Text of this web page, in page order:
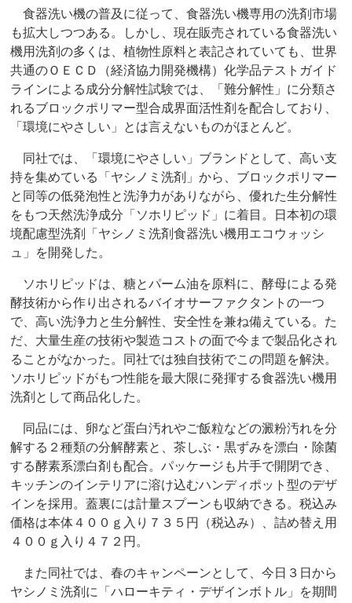
食器洗い機の普及に従って、食器洗い機専用の洗剤市場
も拡大しつつある。しかし、現在販売されている食器洗い
機用洗剤の多くは、植物性原料と表記されていても、世界
共通のＯＥＣＤ（経済協力開発機構）化学品テストガイド
ラインによる成分分解性試験では、「難分解性」に分類さ
れるブロックポリマー型合成界面活性剤を配合しており、
「環境にやさしい」とは言えないものがほとんど。
同社では、「環境にやさしい」ブランドとして、高い支
持を集めている「ヤシノミ洗剤」から、ブロックポリマー
と同等の低発泡性と洗浄力がありながら、優れた生分解性
をもつ天然洗浄成分「ソホリピッド」に着目。日本初の環
境配慮型洗剤「ヤシノミ洗剤食器洗い機用エコウォッシ
ュ」を開発した。
ソホリピッドは、糖とパーム油を原料に、酵母による発
酵技術から作り出されるバイオサーファクタントの一つ
で、高い洗浄力と生分解性、安全性を兼ね備えている。た
だ、大量生産の技術や製造コストの面で今まで製品化され
ることがなかった。同社では独自技術でこの問題を解決。
ソホリピッドがもつ性能を最大限に発揮する食器洗い機用
洗剤として商品化した。
同品には、卵など蛋白汚れやご飯粒などの澱粉汚れを分
解する２種類の分解酵素と、茶しぶ・黒ずみを漂白・除菌
する酵素系漂白剤も配合。パッケージも片手で開閉でき、
キッチンのインテリアに溶け込むハンディポット型のデザ
インを採用。蓋裏には計量スプーンも収納できる。税込み
価格は本体４００ｇ入り７３５円（税込み）、詰め替え用
４００ｇ入り４７２円。
また同社では、春のキャンペーンとして、今日３日から
ヤシノミ洗剤に「ハローキティ・デザインボトル」を期間